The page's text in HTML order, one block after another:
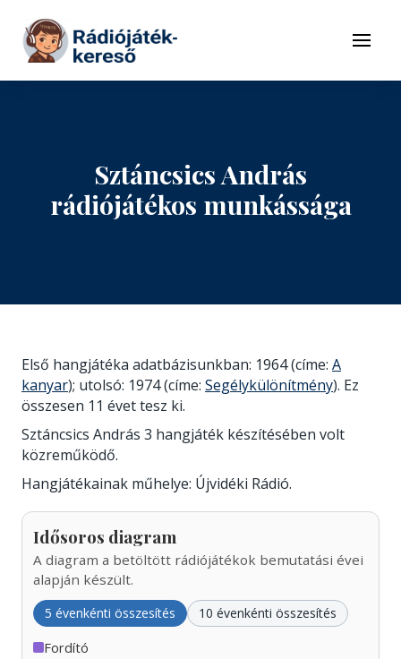
Tovább a tartalomhoz
Menü
Sztáncsics András
rádiójátékos munkássága
Első hangjátéka adatbázisunkban: 1964 (címe: A
kanyar); utolsó: 1974 (címe: Segélykülönítmény). Ez
összesen 11 évet tesz ki.
Sztáncsics András 3 hangjáték készítésében volt
közreműködő.
Hangjátékainak műhelye: Újvidéki Rádió.
Idősoros diagram
A diagram a betöltött rádiójátékok bemutatási évei
alapján készült.
5 évenkénti összesítés 10 évenkénti összesítés
Fordító